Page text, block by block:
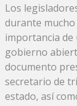
Los
durante
importancia de
gobierno
documento
secretario de
estado, así